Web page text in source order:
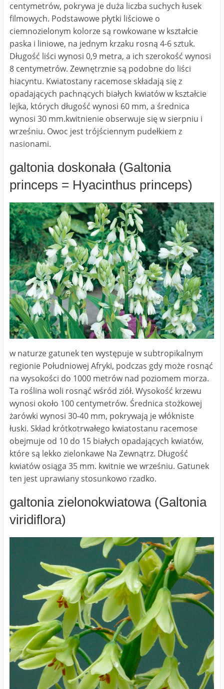
centymetrów, pokrywa je duża liczba suchych łusek
filmowych. Podstawowe płytki liściowe o
ciemnozielonym kolorze są rowkowane w kształcie
paska i liniowe, na jednym krzaku rosną 4-6 sztuk.
Długość liści wynosi 0,9 metra, a ich szerokość wynosi
8 centymetrów. Zewnętrznie są podobne do liści
hiacyntu. Kwiatostany racemose składają się z
opadających pachnących białych kwiatów w kształcie
lejka, których długość wynosi 60 mm, a średnica
wynosi 30 mm.kwitnienie obserwuje się w sierpniu i
wrześniu. Owoc jest trójściennym pudełkiem z
nasionami.
galtonia doskonała (Galtonia
princeps = Hyacinthus princeps)
w naturze gatunek ten występuje w subtropikalnym
regionie Południowej Afryki, podczas gdy może rosnąć
na wysokości do 1000 metrów nad poziomem morza.
Ta roślina woli rosnąć wśród ziół. Wysokość krzewu
wynosi około 100 centymetrów. Średnica stożkowej
żarówki wynosi 30-40 mm, pokrywają je włókniste
łuski. Skład krótkotrwałego kwiatostanu racemose
obejmuje od 10 do 15 białych opadających kwiatów,
które są lekko zielonkawe Na Zewnątrz. Długość
kwiatów osiąga 35 mm. kwitnie we wrześniu. Gatunek
ten jest uprawiany stosunkowo rzadko.
galtonia zielonokwiatowa (Galtonia
viridiflora)